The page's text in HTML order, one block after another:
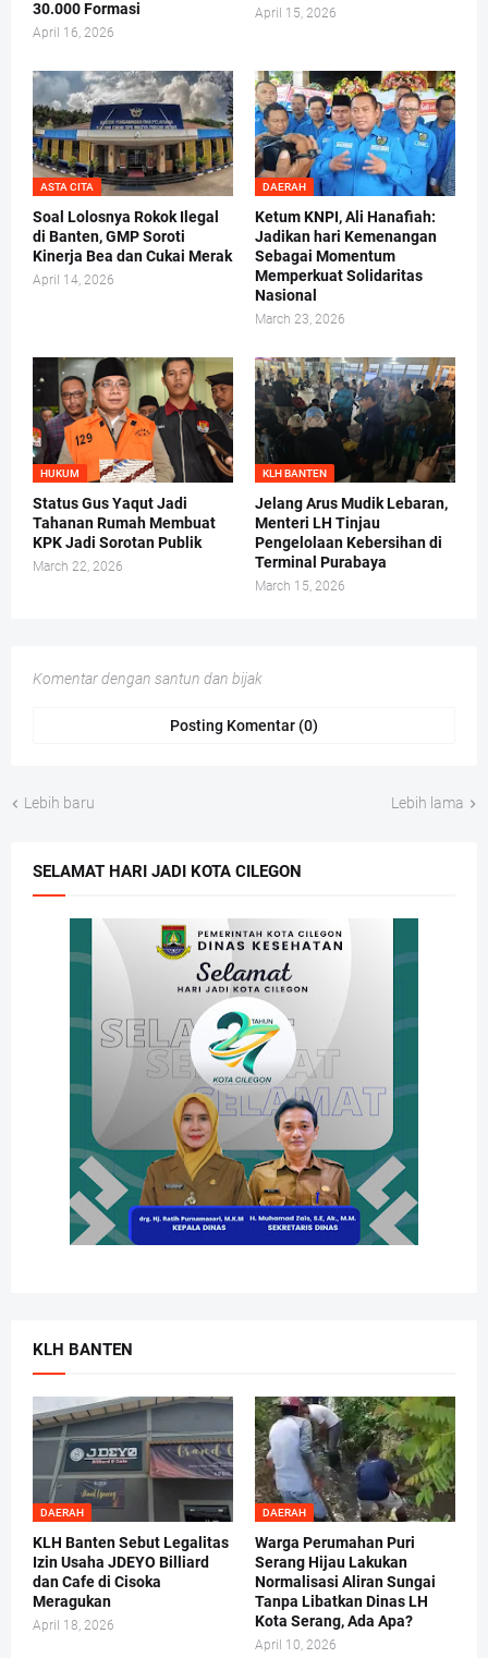
30.000 Formasi
April 16, 2026
April 15, 2026
ASTA CITA
Soal Lolosnya Rokok Ilegal
di Banten, GMP Soroti
Kinerja Bea dan Cukai Merak
April 14, 2026
DAERAH
Ketum KNPI, Ali Hanafiah:
Jadikan hari Kemenangan
Sebagai Momentum
Memperkuat Solidaritas
Nasional
March 23, 2026
HUKUM
Status Gus Yaqut Jadi
Tahanan Rumah Membuat
KPK Jadi Sorotan Publik
March 22, 2026
KLH BANTEN
Jelang Arus Mudik Lebaran,
Menteri LH Tinjau
Pengelolaan Kebersihan di
Terminal Purabaya
March 15, 2026
Komentar dengan santun dan bijak
Posting Komentar (0)
Lebih baru Lebih lama
SELAMAT HARI JADI KOTA CILEGON
KLH BANTEN
DAERAH
KLH Banten Sebut Legalitas
Izin Usaha JDEYO Billiard
dan Cafe di Cisoka
Meragukan
April 18, 2026
DAERAH
Warga Perumahan Puri
Serang Hijau Lakukan
Normalisasi Aliran Sungai
Tanpa Libatkan Dinas LH
Kota Serang, Ada Apa?
April 10, 2026